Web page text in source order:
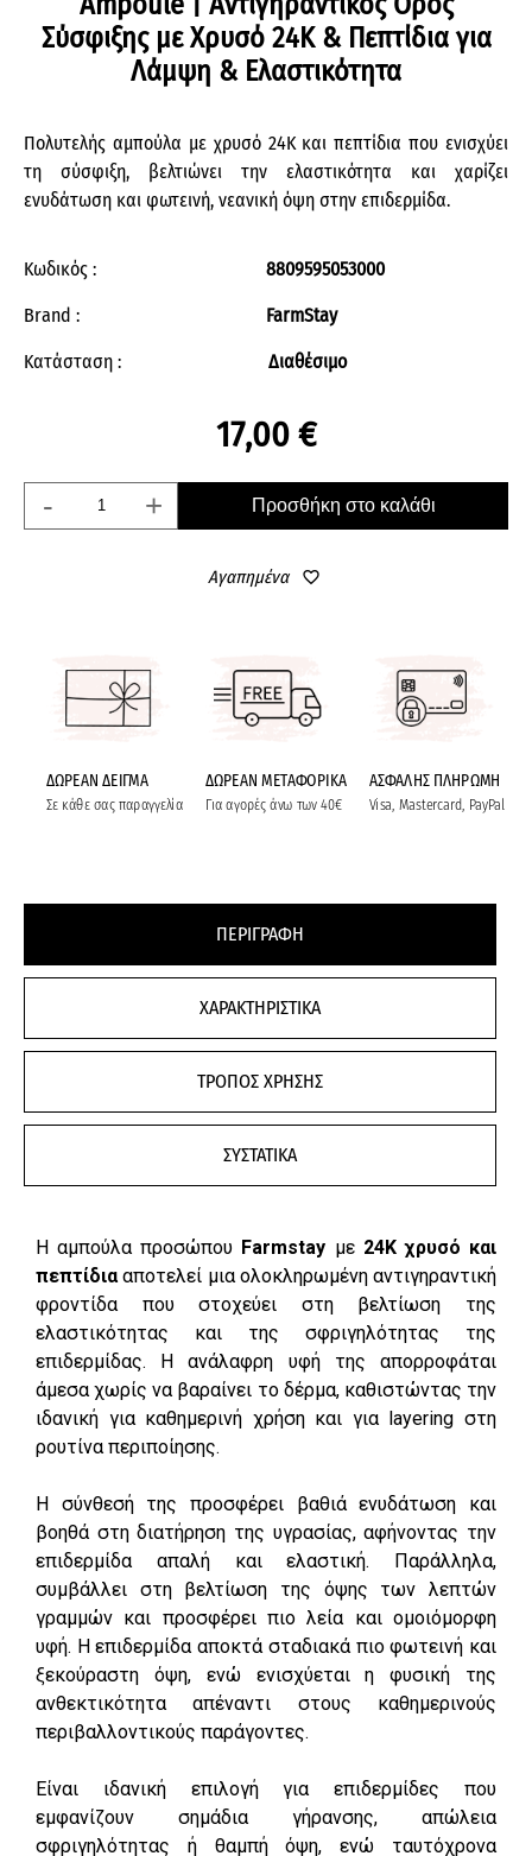
Σύσφιξης με Χρυσό 24K & Πεπτίδια για
Λάμψη & Ελαστικότητα
Πολυτελής αμπούλα με χρυσό 24K και πεπτίδια που ενισχύει
τη σύσφιξη, βελτιώνει την ελαστικότητα και χαρίζει
ενυδάτωση και φωτεινή, νεανική όψη στην επιδερμίδα.
Κωδικός : 8809595053000
Brand : FarmStay
Κατάσταση : Διαθέσιμο
17,00 €
- + Προσθήκη στο καλάθι
ΔΩΡΕΑΝ ΔΕΙΓΜΑ
Σε κάθε σας παραγγελία
ΔΩΡΕΑΝ ΜΕΤΑΦΟΡΙΚΑ
Για αγορές άνω των 40€
ΑΣΦΑΛΗΣ ΠΛΗΡΩΜΗ
Visa, Mastercard, PayPal
Αγαπημένα favorite_border
ΠΕΡΙΓΡΑΦΗ
ΧΑΡΑΚΤΗΡΙΣΤΙΚΑ
ΤΡΟΠΟΣ ΧΡΗΣΗΣ
ΣΥΣΤΑΤΙΚΑ
Η αμπούλα προσώπου Farmstay με 24K χρυσό και
πεπτίδιααποτελεί μια ολοκληρωμένη αντιγηραντική
φροντίδα που στοχεύει στη βελτίωση της
ελαστικότητας και της σφριγηλότητας της
επιδερμίδας. Η ανάλαφρη υφή της απορροφάται
άμεσα χωρίς να βαραίνει το δέρμα, καθιστώντας την
ιδανική για καθημερινή χρήση και για layering στη
ρουτίνα περιποίησης.
Η σύνθεσή της προσφέρει βαθιά ενυδάτωση και
βοηθά στη διατήρηση της υγρασίας, αφήνοντας την
επιδερμίδα απαλή και ελαστική. Παράλληλα,
συμβάλλει στη βελτίωση της όψης των λεπτών
γραμμών και προσφέρει πιο λεία και ομοιόμορφη
υφή. Η επιδερμίδα αποκτά σταδιακά πιο φωτεινή και
ξεκούραστη όψη, ενώ ενισχύεται η φυσική της
ανθεκτικότητα απέναντι στους καθημερινούς
περιβαλλοντικούς παράγοντες.
Είναι ιδανική επιλογή για επιδερμίδες που
εμφανίζουν σημάδια γήρανσης, απώλεια
σφριγηλότητας ή θαμπή όψη, ενώ ταυτόχρονα